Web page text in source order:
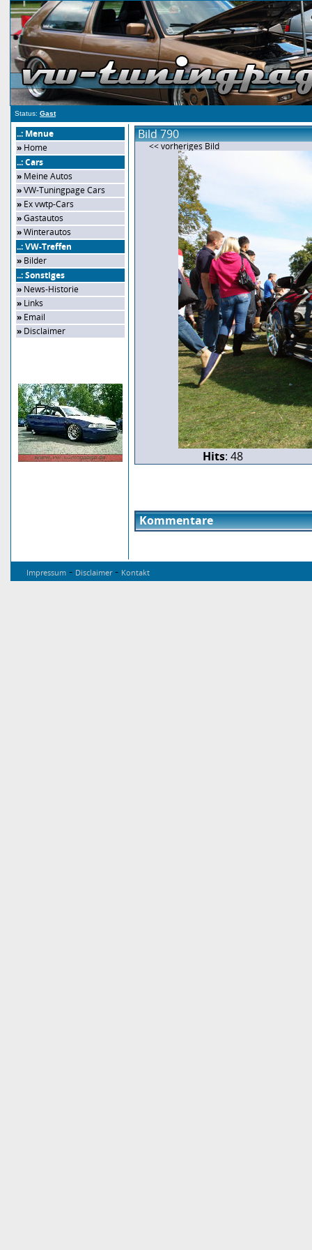
Status: Gast
..: Menue
» Home
..: Cars
» Meine Autos
»VW-Tuningpage Cars
» Ex vwtp-Cars
»Gastautos
»Winterautos
..: VW-Treffen
» Bilder
..: Sonstiges
» News-Historie
» Links
» Email
» Disclaimer
Bild 790
<< vorheriges Bild
Hits: 48
Kommentare
Impressum - Disclaimer- Kontakt